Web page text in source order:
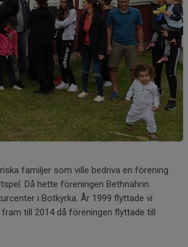
familjer som ville bedriva en förening
Då hette föreningen Bethnahrin
i Botkyrka. År 1999 flyttade vi
till 2014 då föreningen flyttade till